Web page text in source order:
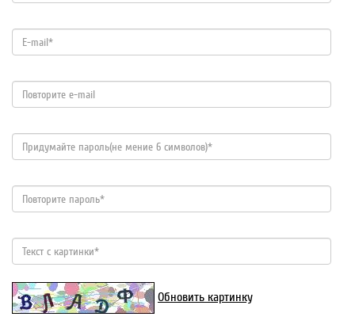
Обновить картинку